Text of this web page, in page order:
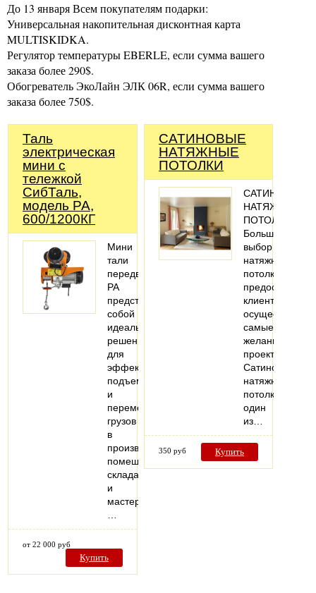
До 13 января Всем покупателям подарки:
Универсальная накопительная дисконтная карта
MULTISKIDKA.
Регулятор температуры EBERLE, если сумма вашего
заказа более 290$.
Обогреватель ЭкоЛайн ЭЛК 06R, если сумма вашего
заказа более 750$.
Таль
электрическая
мини с
тележкой
СибТаль,
модель PA,
600/1200КГ
Мини
тали
передвижные
РА
представляют
собой
идеальное
решение
для
эффективного
подъема
и
перемещения
грузов
в
производственных
помещениях,
складах
и
мастерских.
от 22 000 руб
Купить
САТИНОВЫЕ
НАТЯЖНЫЕ
ПОТОЛКИ
САТИНОВЫЕ
НАТЯЖНЫЕ
ПОТОЛКИ
Большой
выбор
натяжных
потолков
предоставляет
клиенту
осуществить
самые
желанные
проекты.
Сатиновые
натяжные
потолки-
один
из…
350 руб Купить